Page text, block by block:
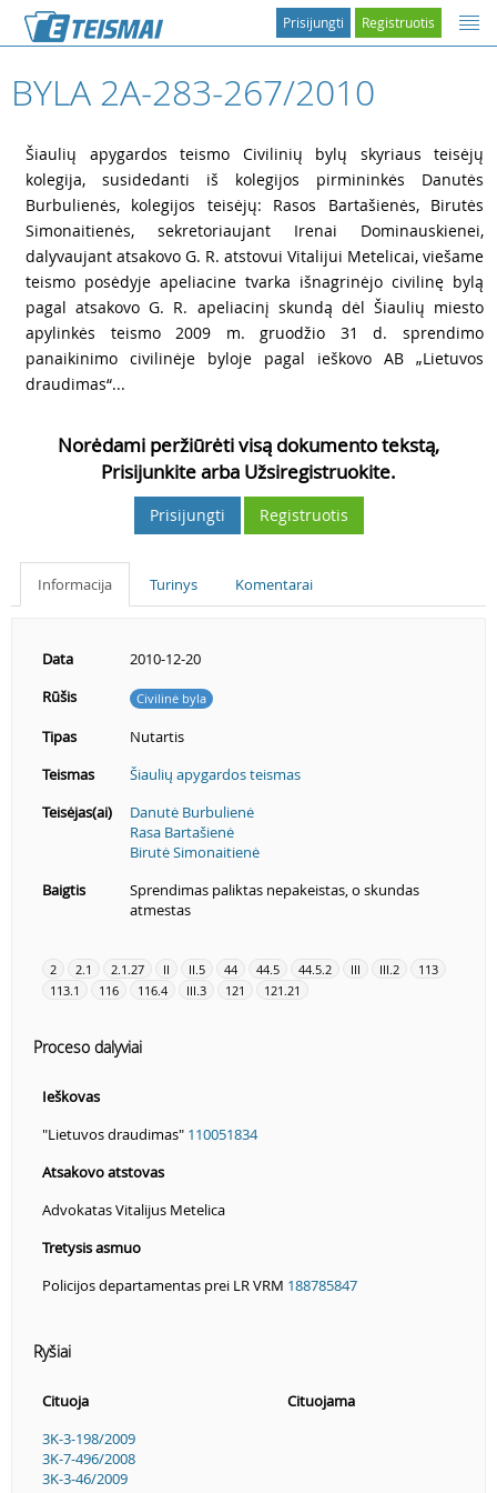
Registruotis
Prisijungti
BYLA 2A-283-267/2010
Šiaulių apygardos teismo Civilinių bylų skyriaus teisėjų
kolegija, susidedanti iš kolegijos pirmininkės Danutės
Burbulienės, kolegijos teisėjų: Rasos Bartašienės, Birutės
Simonaitienės, sekretoriaujant Irenai Dominauskienei,
dalyvaujant atsakovo G. R. atstovui Vitalijui Metelicai, viešame
teismo posėdyje apeliacine tvarka išnagrinėjo civilinę bylą
pagal atsakovo G. R. apeliacinį skundą dėl Šiaulių miesto
apylinkės teismo 2009 m. gruodžio 31 d. sprendimo
panaikinimo civilinėje byloje pagal ieškovo AB „Lietuvos
draudimas“...
Norėdami peržiūrėti visą dokumento tekstą,
Prisijunkite arba Užsiregistruokite.
Prisijungti Registruotis
Informacija Turinys Komentarai
Data
2010-12-20
Rūšis
Civilinė byla
Tipas
Nutartis
Teismas
Šiaulių apygardos teismas
Teisėjas(ai)
Danutė Burbulienė
Rasa Bartašienė
Birutė Simonaitienė
Baigtis
Sprendimas paliktas nepakeistas, o skundas
atmestas
2 2.1 2.1.27 II II.5 44 44.5 44.5.2 III III.2
113
113.1
116 116.4 III.3 121 121.21
Proceso dalyviai
Ieškovas
"Lietuvos draudimas" 110051834
Atsakovo atstovas
Advokatas Vitalijus Metelica
Tretysis asmuo
Policijos departamentas prei LR VRM 188785847
Ryšiai
Cituoja
Cituojama
3K-3-198/2009
3K-7-496/2008
3K-3-46/2009